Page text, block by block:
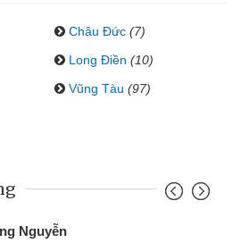
Châu Đức (7)
Long Điền (10)
Vũng Tàu (97)